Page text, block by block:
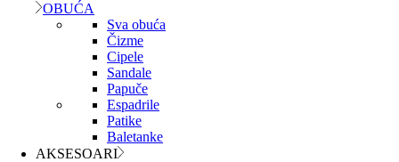
OBUĆA
Sva obuća
Čizme
Cipele
Sandale
Papuče
Espadrile
Patike
Baletanke
AKSESOARI